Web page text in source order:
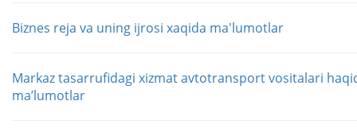
Biznes reja va uning ijrosi xaqida ma'lumotlar
Markaz tasarrufidagi xizmat avtotransport vositalari
maʼlumotlar